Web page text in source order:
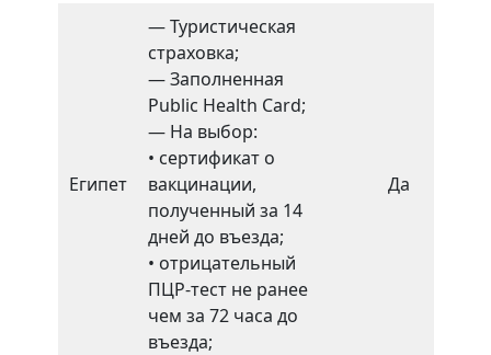
Египет
— Туристическая
страховка;
— Заполненная
Public Health Card;
— На выбор:
• сертификат о
вакцинации,
полученный за 14
дней до въезда;
• отрицательный
ПЦР-тест не ранее
чем за 72 часа до
въезда;
Да